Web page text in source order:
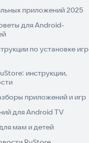
приложений 2025
для Android-
по установке игр
инструкции,
приложений и игр
для Android TV
мам и детей